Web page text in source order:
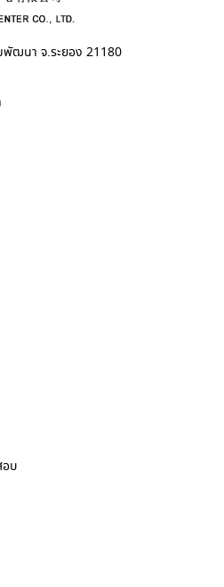
ฒนา จ.ระยอง 21180
บ